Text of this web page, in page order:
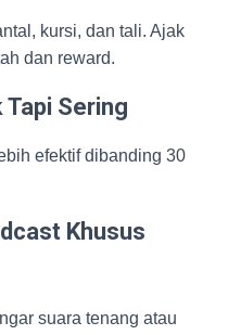
kursi, dan tali. Ajak
dan reward.
Sering
efektif dibanding 30
Khusus
suara tenang atau